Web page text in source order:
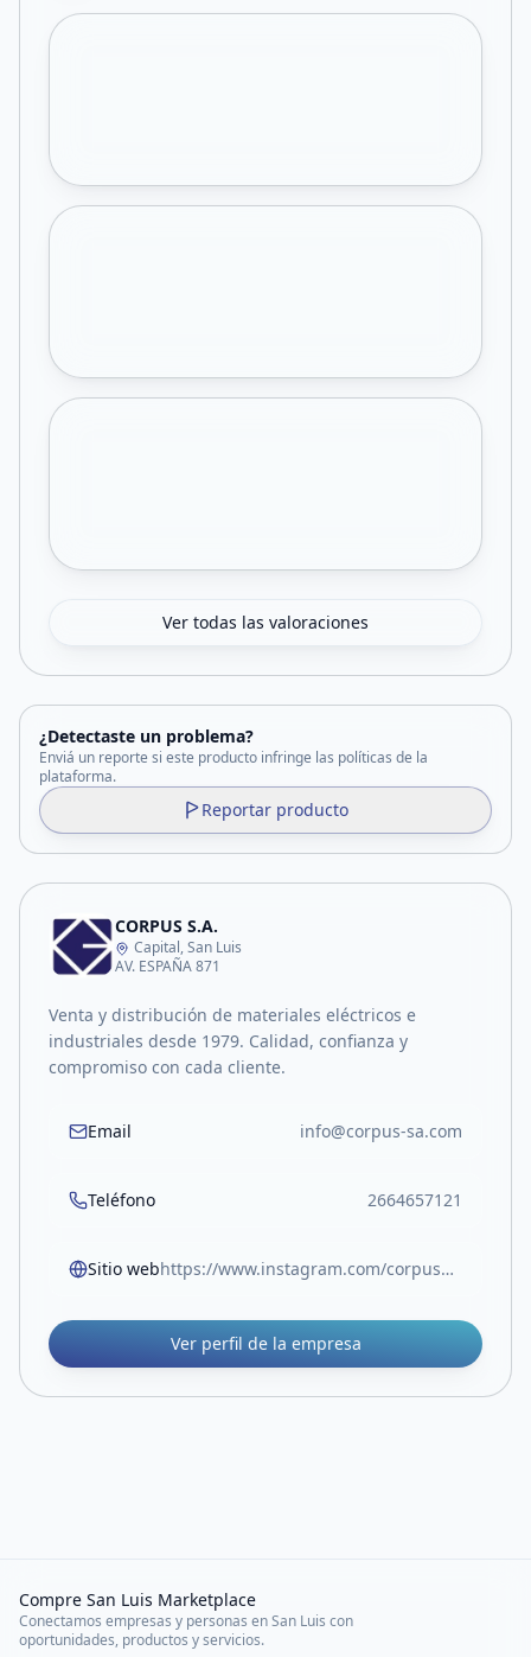
Ver todas las valoraciones
¿Detectaste un problema?
Enviá un reporte si este producto infringe las políticas de la
plataforma.
Reportar producto
CORPUS S.A.
Capital, San Luis
AV. ESPAÑA 871
Venta y distribución de materiales eléctricos e
industriales desde 1979. Calidad, confianza y
compromiso con cada cliente.
Email info@corpus-sa.com
Teléfono 2664657121
Sitio web https://www.instagram.com/corpusmateriales/
Ver perfil de la empresa
Compre San Luis Marketplace
Conectamos empresas y personas en San Luis con
oportunidades, productos y servicios.